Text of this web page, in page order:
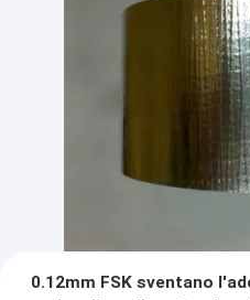
0.12mm FSK sventano